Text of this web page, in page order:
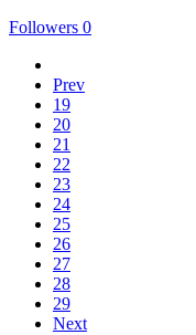
Followers 0
Prev
19
20
21
22
23
24
25
26
27
28
29
Next